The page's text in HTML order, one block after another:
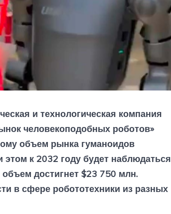
и технологическая компания
человекоподобных роботов»
объем рынка гуманоидов
к 2032 году будет наблюдаться
достигнет $23 750 млн.
в сфере робототехники из разных